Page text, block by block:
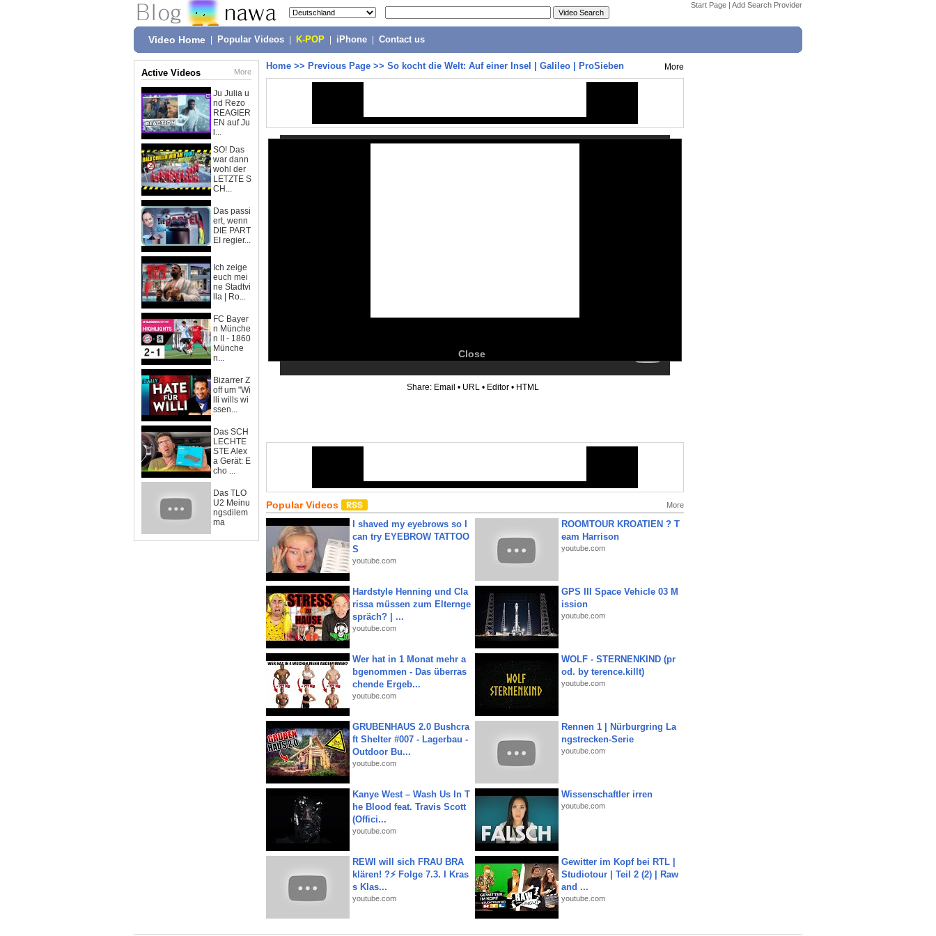
Start Page | Add Search Provider
Video Home Popular Videos K-POP iPhone Contact us
Active Videos More
Ju Julia u
nd Rezo
REAGIER
EN auf Ju
l...
SO! Das
war dann
wohl der
LETZTE S
CH...
Das passi
ert, wenn
DIE PART
EI regier...
Ich zeige
euch mei
ne Stadtvi
lla | Ro...
FC Bayer
n Münche
n II - 1860
Münche
n...
Bizarrer Z
off um "Wi
lli wills wi
ssen...
Das SCH
LECHTE
STE Alex
a Gerät: E
cho ...
Das TLO
U2 Meinu
ngsdilem
ma
Home >> Previous Page >> So kocht die Welt: Auf einer Insel | Galileo | ProSieben More
Close
Share: Email • URL • Editor • HTML
Popular Videos More
I shaved my eyebrows so I
can try EYEBROW TATTOO
S
youtube.com
ROOMTOUR KROATIEN ? T
eam Harrison
youtube.com
Hardstyle Henning und Cla
rissa müssen zum Elternge
spräch? | ...
youtube.com
GPS III Space Vehicle 03 M
ission
youtube.com
Wer hat in 1 Monat mehr a
bgenommen - Das überras
chende Ergeb...
youtube.com
WOLF - STERNENKIND (pr
od. by terence.killt)
youtube.com
GRUBENHAUS 2.0 Bushcra
ft Shelter #007 - Lagerbau -
Outdoor Bu...
youtube.com
Rennen 1 | Nürburgring La
ngstrecken-Serie
youtube.com
Kanye West – Wash Us In T
he Blood feat. Travis Scott
(Offici...
youtube.com
Wissenschaftler irren
youtube.com
REWI will sich FRAU BRA
klären! ?⚡️ Folge 7.3. I Kras
s Klas...
youtube.com
Gewitter im Kopf bei RTL |
Studiotour | Teil 2 (2) | Raw
and ...
youtube.com